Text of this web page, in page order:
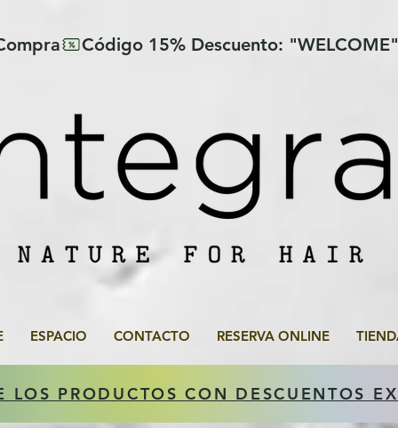
ESPACIO CONTACTO RESERVA ONLINE
LOS PRODUCTOS CON DESCUENTOS